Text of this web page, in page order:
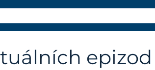
epizod